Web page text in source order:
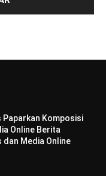
Paparkan Komposisi
Online Berita
dan Media Online